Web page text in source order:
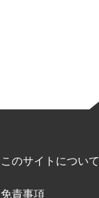
このサイトについて
免責事項